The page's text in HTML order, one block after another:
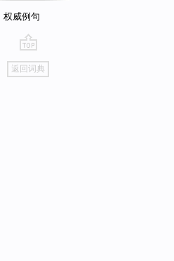
权威例句
go
top
返回词典